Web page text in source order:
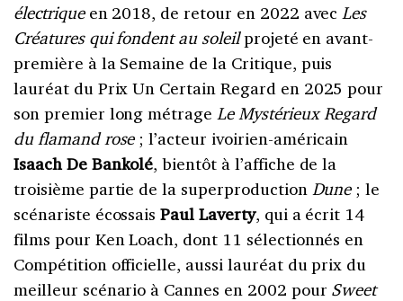
électriqueen 2018, de retour en 2022 avecLes
Créatures qui fondent au soleilprojeté en avant-
première à la Semaine de la Critique, puis
lauréat du Prix Un Certain Regard en 2025 pour
son premier long métrageLe Mystérieux Regard
du flamand rose; l’acteur ivoirien-américain
Isaach De Bankolé, bientôt à l’affiche de la
troisième partie de la superproduction Dune; le
scénariste écossaisPaul Laverty, qui a écrit 14
films pour Ken Loach, dont 11 sélectionnés en
Compétition officielle, aussi lauréat du prix du
meilleur scénario à Cannes en 2002 pour Sweet